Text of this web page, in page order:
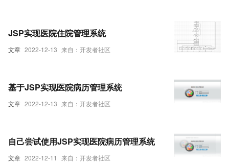
文章 2022-12-13 来自：开发者社区
JSP实现医院住院管理系统
文章 2022-12-13 来自：开发者社区
基于JSP实现医院病历管理系统
文章 2022-12-11 来自：开发者社区
自己尝试使用JSP实现医院病历管理系统